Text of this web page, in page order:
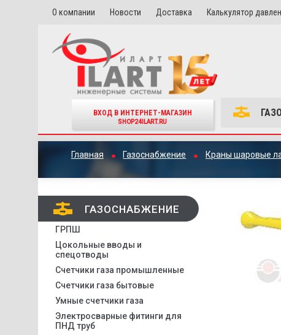
О компании Новости Доставка Калькулятор
ВХОД В ИНТЕРНЕТ-МАГАЗИН
SHOP24ILART.RU
Главная Газоснабжение Краны шаровые
ГАЗОСНАБЖЕНИЕ
ГРПШ
Цокольные вводы и
спецотводы
Счетчики газа промышленные
Счетчики газа бытовые
Умные счетчики газа
Электросварные фитинги для
ПНД труб